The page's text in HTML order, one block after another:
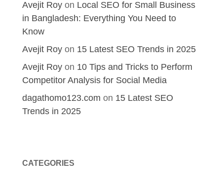
Avejit Roy on Local SEO for Small Business
in Bangladesh: Everything You Need to
Know
Avejit Roy on 15 Latest SEO Trends in 2025
Avejit Roy on 10 Tips and Tricks to Perform
Competitor Analysis for Social Media
dagathomo123.com on 15 Latest SEO
Trends in 2025
CATEGORIES